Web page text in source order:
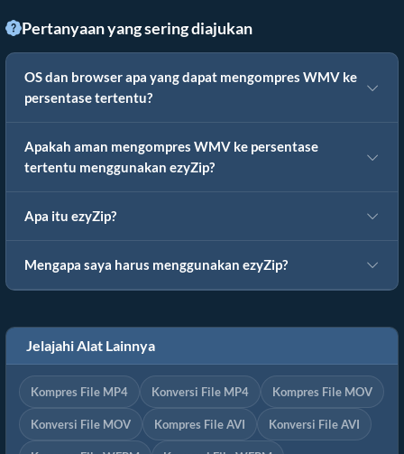
Pertanyaan yang sering diajukan
OS dan browser apa yang dapat mengompres WMV ke
persentase tertentu?
Apakah aman mengompres WMV ke persentase
tertentu menggunakan ezyZip?
Apa itu ezyZip?
Mengapa saya harus menggunakan ezyZip?
Jelajahi Alat Lainnya
Kompres File MP4 Konversi File MP4 Kompres File MOV
Konversi File MOV Kompres File AVI Konversi File AVI